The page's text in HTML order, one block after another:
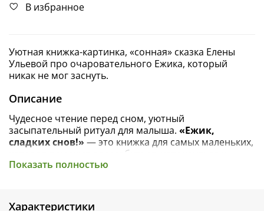
В избранное
Уютная книжка-картинка, «сонная» сказка Елены
Ульевой про очаровательного Ежика, который
никак не мог заснуть.
Описание
Чудесное чтение перед сном, уютный
засыпательный ритуал для малыша. «Ежик,
сладких снов!» — это книжка для самых маленьких,
которая поможет расслабиться, успокоиться и
настроиться на сладкие сны.
Показать полностью
Характеристики